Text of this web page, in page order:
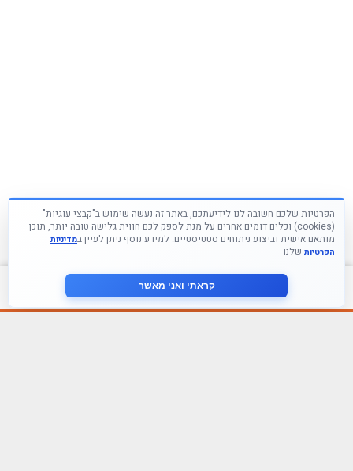
צור קשר
הפרטיות שלכם חשובה לנו לידיעתכם, באתר זה נעשה שימוש ב"קבצי עוגיות"
(cookies) וכלים דומים אחרים על מנת לספק לכם חווית גלישה טובה יותר, תוכן
מותאם אישית וביצוע ניתוחים סטטיסטיים. למידע נוסף ניתן לעיין במדיניות
הפרטיות שלנו
קראתי ואני מאשר